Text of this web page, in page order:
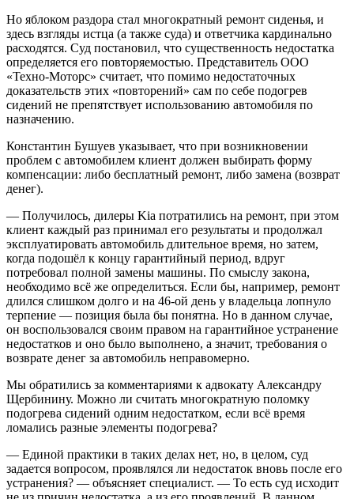
Но яблоком раздора стал многократный ремонт сиденья, и
здесь взгляды истца (а также суда) и ответчика кардинально
расходятся. Суд постановил, что существенность недостатка
определяется его повторяемостью. Представитель ООО
«Техно-Моторс» считает, что помимо недостаточных
доказательств этих «повторений» сам по себе подогрев
сидений не препятствует использованию автомобиля по
назначению.
Константин Бушуев указывает, что при возникновении
проблем с автомобилем клиент должен выбирать форму
компенсации: либо бесплатный ремонт, либо замена (возврат
денег).
— Получилось, дилеры Kia потратились на ремонт, при этом
клиент каждый раз принимал его результаты и продолжал
эксплуатировать автомобиль длительное время, но затем,
когда подошёл к концу гарантийный период, вдруг
потребовал полной замены машины. По смыслу закона,
необходимо всё же определиться. Если бы, например, ремонт
длился слишком долго и на 46-ой день у владельца лопнуло
терпение — позиция была бы понятна. Но в данном случае,
он воспользовался своим правом на гарантийное устранение
недостатков и оно было выполнено, а значит, требования о
возврате денег за автомобиль неправомерно.
Мы обратились за комментариями к адвокату Александру
Щербинину. Можно ли считать многократную поломку
подогрева сидений одним недостатком, если всё время
ломались разные элементы подогрева?
— Единой практики в таких делах нет, но, в целом, суд
задается вопросом, проявлялся ли недостаток вновь после его
устранения? — объясняет специалист. — То есть суд исходит